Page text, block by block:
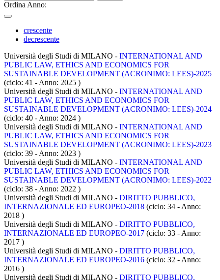
Ordina Anno:
crescente
decrescente
Università degli Studi di MILANO - INTERNATIONAL AND
PUBLIC LAW, ETHICS AND ECONOMICS FOR
SUSTAINABLE DEVELOPMENT (ACRONIMO: LEES)-2025
(ciclo: 41 - Anno: 2025 )
Università degli Studi di MILANO - INTERNATIONAL AND
PUBLIC LAW, ETHICS AND ECONOMICS FOR
SUSTAINABLE DEVELOPMENT (ACRONIMO: LEES)-2024
(ciclo: 40 - Anno: 2024 )
Università degli Studi di MILANO - INTERNATIONAL AND
PUBLIC LAW, ETHICS AND ECONOMICS FOR
SUSTAINABLE DEVELOPMENT (ACRONIMO: LEES)-2023
(ciclo: 39 - Anno: 2023 )
Università degli Studi di MILANO - INTERNATIONAL AND
PUBLIC LAW, ETHICS AND ECONOMICS FOR
SUSTAINABLE DEVELOPMENT (ACRONIMO: LEES)-2022
(ciclo: 38 - Anno: 2022 )
Università degli Studi di MILANO - DIRITTO PUBBLICO,
INTERNAZIONALE ED EUROPEO-2018 (ciclo: 34 - Anno:
2018 )
Università degli Studi di MILANO - DIRITTO PUBBLICO,
INTERNAZIONALE ED EUROPEO-2017 (ciclo: 33 - Anno:
2017 )
Università degli Studi di MILANO - DIRITTO PUBBLICO,
INTERNAZIONALE ED EUROPEO-2016 (ciclo: 32 - Anno:
2016 )
Università degli Studi di MILANO - DIRITTO PUBBLICO,